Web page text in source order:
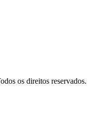
os direitos reservados.